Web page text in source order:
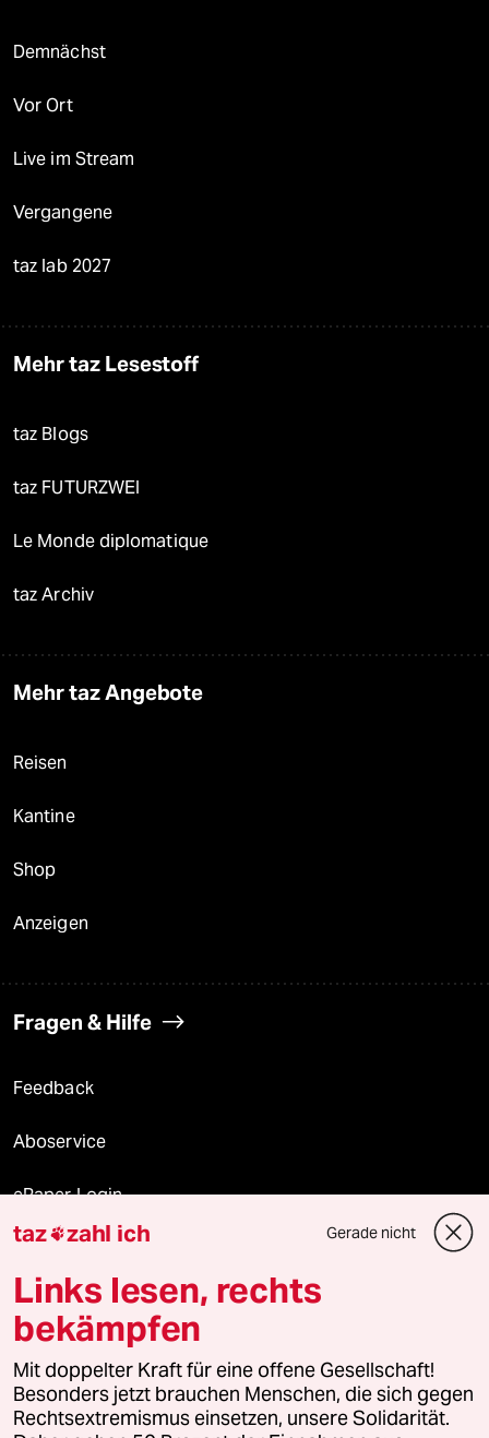
Demnächst
Vor Ort
Live im Stream
Vergangene
taz lab 2027
Mehr taz Lesestoff
taz Blogs
taz FUTURZWEI
Le Monde diplomatique
taz Archiv
Mehr taz Angebote
Reisen
Kantine
Shop
Anzeigen
Fragen & Hilfe
Feedback
Aboservice
ePaper Login
Downloads für Abonnierende
© 2026 taz Verlags und Vertriebs GmbH
Alle Rechte vorbehalten. Bei rechtlichen Fragen oder für Genehmigungen
wenden Sie sich bitte an
lizenzen@taz.de
taz zahl ich Gerade nicht
Links lesen, rechts
bekämpfen
Mit doppelter Kraft für eine offene Gesellschaft!
Besonders jetzt brauchen Menschen, die sich gegen
Rechtsextremismus einsetzen, unsere Solidarität.